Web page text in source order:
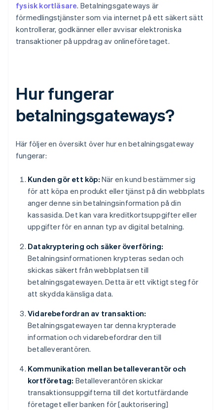
fysisk kortläsare. Betalningsgateways är
förmedlingstjänster som via internet på ett säkert sätt
kontrollerar, godkänner eller avvisar elektroniska
transaktioner på uppdrag av onlineföretaget.
Hur fungerar
betalningsgateways?
Här följer en översikt över hur en betalningsgateway
fungerar:
Kunden gör ett köp: När en kund bestämmer sig
för att köpa en produkt eller tjänst på din webbplats
anger denne sin betalningsinformation på din
kassasida. Det kan vara kreditkortsuppgifter eller
uppgifter för en annan typ av digital betalning.
Datakryptering och säker överföring:
Betalningsinformationen krypteras sedan och
skickas säkert från webbplatsen till
betalningsgatewayen. Detta är ett viktigt steg för
att skydda känsliga data.
Vidarebefordran av transaktion:
Betalningsgatewayen tar denna krypterade
information och vidarebefordrar den till
betalleverantören.
Kommunikation mellan betalleverantör och
kortföretag: Betalleverantören skickar
transaktionsuppgifterna till det kortutfärdande
företaget eller banken för [auktorisering]